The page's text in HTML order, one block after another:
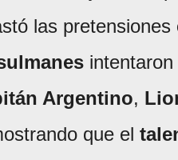
las pretensiones
Argentino,
que el